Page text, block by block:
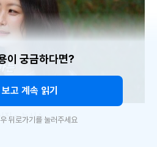
진 = 뉴시스
이 궁금하다면?
고 계속 읽기
뒤로가기를 눌러주세요